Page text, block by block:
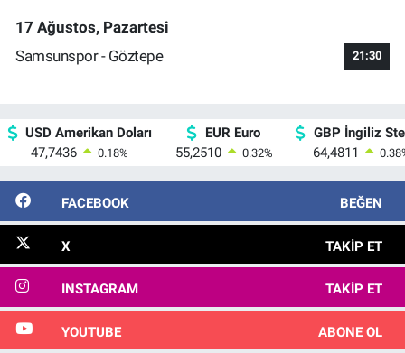
17 Ağustos, Pazartesi
Samsunspor - Göztepe
21:30
USD Amerikan Doları
47,7436
0.18%
EUR Euro
55,2510
0.32%
GBP İngiliz
64,4811
0.38
FACEBOOK BEĞEN
X TAKIP ET
INSTAGRAM TAKIP ET
YOUTUBE ABONE OL